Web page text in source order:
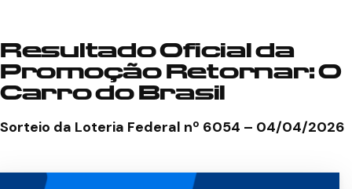
Resultado Oficial da
Promoção Retornar:O
Carro do Brasil
Sorteio da Loteria Federal nº 6054 – 04/04/2026